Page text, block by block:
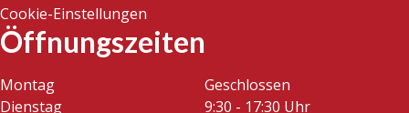
Cookie-Einstellungen
Öffnungszeiten
Montag
Geschlossen
Dienstag
9:30 - 17:30 Uhr